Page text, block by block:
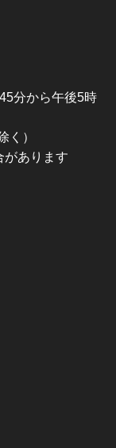
分から午後5時
く）
あります